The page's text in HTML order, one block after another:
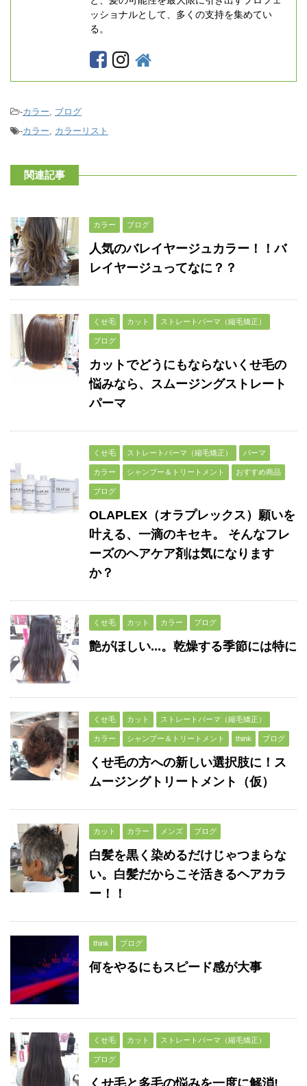
ッショナルとして、多くの支持を集めてい
る。
-カラー
ブログ
-カラー カラーリスト
関連記事
カラー ブログ
人気のバレイヤージュカラー！！バ
レイヤージュってなに？？
くせ毛 カット ストレートパーマ（縮毛矯正）
ブログ
カットでどうにもならないくせ毛の
悩みなら、スムージングストレート
パーマ
くせ毛 ストレートパーマ（縮毛矯正） パーマ
カラー シャンプー＆トリートメント おすすめ商品
ブログ
OLAPLEX（オラプレックス）願いを
叶える、一滴のキセキ。 そんなフレ
ーズのヘアケア剤は気になります
か？
くせ毛 カット カラー ブログ
艶がほしい...。乾燥する季節には特に
くせ毛 カット ストレートパーマ（縮毛矯正）
カラー シャンプー＆トリートメント think ブログ
くせ毛の方への新しい選択肢に！ス
ムージングトリートメント（仮）
カット カラー メンズ ブログ
白髪を黒く染めるだけじゃつまらな
い。白髪だからこそ活きるヘアカラ
ー！！
think ブログ
何をやるにもスピード感が大事
くせ毛 カット ストレートパーマ（縮毛矯正）
ブログ
くせ毛と多毛の悩みを一度に解消!